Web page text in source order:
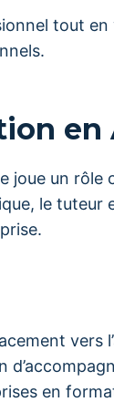
tout
joue un rôle
le tuteur
vers
en